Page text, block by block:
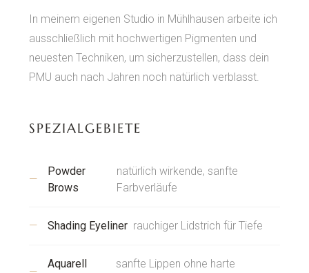
In meinem eigenen Studio in Mühlhausen arbeite ich
ausschließlich mit hochwertigen Pigmenten und
neuesten Techniken, um sicherzustellen, dass dein
PMU auch nach Jahren noch natürlich verblasst.
SPEZIALGEBIETE
Powder
Brows
natürlich wirkende, sanfte
Farbverläufe
Shading Eyeliner rauchiger Lidstrich für Tiefe
Aquarell
sanfte Lippen ohne harte